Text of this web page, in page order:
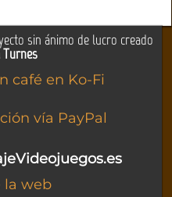
sin ánimo de lucro creado
Turnes
café en Ko-Fi
vía PayPal
la web